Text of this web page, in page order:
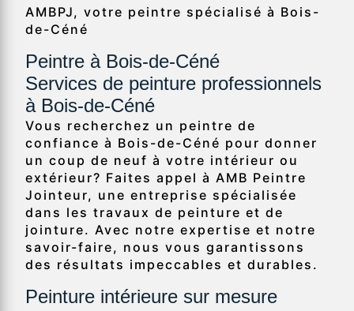
AMBPJ, votre peintre spécialisé à Bois-
de-Céné
Peintre à Bois-de-Céné
Services de peinture professionnels
à Bois-de-Céné
Vous recherchez un peintre de
confiance à Bois-de-Céné pour donner
un coup de neuf à votre intérieur ou
extérieur? Faites appel à AMB Peintre
Jointeur, une entreprise spécialisée
dans les travaux de peinture et de
jointure. Avec notre expertise et notre
savoir-faire, nous vous garantissons
des résultats impeccables et durables.
Peinture intérieure sur mesure